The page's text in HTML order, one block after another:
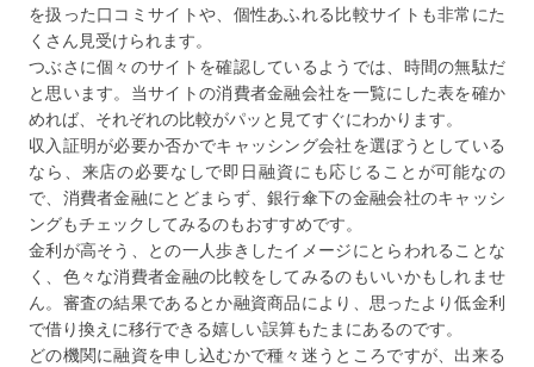
を扱った口コミサイトや、個性あふれる比較サイトも非常にた
くさん見受けられます。
つぶさに個々のサイトを確認しているようでは、時間の無駄だ
と思います。当サイトの消費者金融会社を一覧にした表を確か
めれば、それぞれの比較がパッと見てすぐにわかります。
収入証明が必要か否かでキャッシング会社を選ぼうとしている
なら、来店の必要なしで即日融資にも応じることが可能なの
で、消費者金融にとどまらず、銀行傘下の金融会社のキャッシ
ングもチェックしてみるのもおすすめです。
金利が高そう、との一人歩きしたイメージにとらわれることな
く、色々な消費者金融の比較をしてみるのもいいかもしれませ
ん。審査の結果であるとか融資商品により、思ったより低金利
で借り換えに移行できる嬉しい誤算もたまにあるのです。
どの機関に融資を申し込むかで種々迷うところですが、出来る